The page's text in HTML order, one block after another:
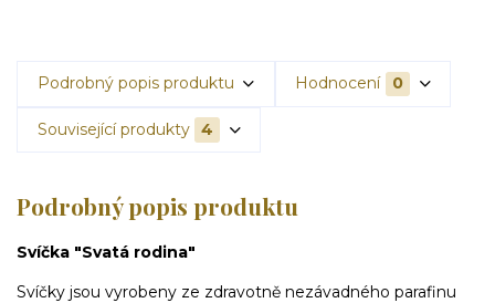
Podrobný popis produktu Hodnocení 0
Související produkty 4
Podrobný popis produktu
Svíčka "Svatá rodina"
Svíčky jsou vyrobeny ze zdravotně nezávadného parafinu